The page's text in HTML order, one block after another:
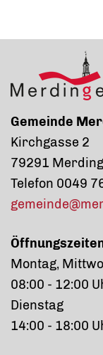
Gemeinde
Kirchgasse 2
79291
Telefon 0049
Montag,
08:00 - 12:00
Dienstag
14:00 - 18:00